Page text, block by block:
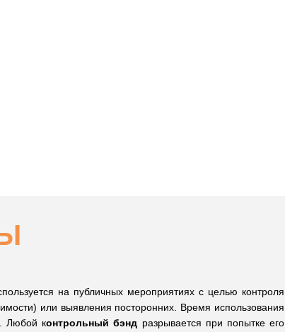
на публичных мероприятиях с целью контроля
или выявления посторонних. Время использования
Любой контрольный бэнд разрывается при попытке его